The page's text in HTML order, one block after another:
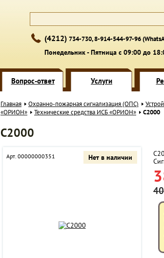
(4212) 734-730, 8-914-544-97-96
Понедельник - Пятница с 09:00 до
Вопрос-ответ Услуги
Главная Охранно-пожарная сигнализация (ОПС)
«ОРИОН»
Технические средства ИСБ «ОРИОН» С2000
С2000
Арт. 00000000351 Нет в наличии